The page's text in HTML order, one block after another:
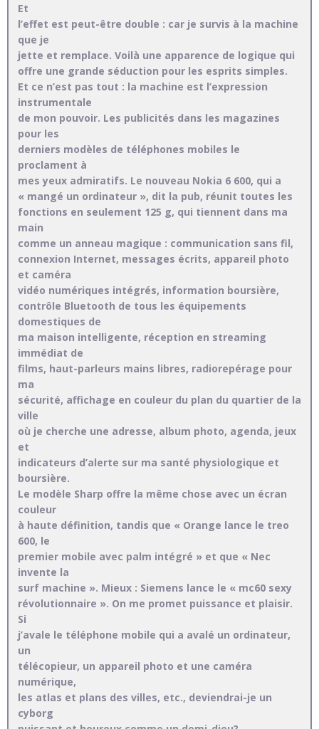
Et
l’effet est peut-être double : car je survis à la machine
que je
jette et remplace. Voilà une apparence de logique qui
offre une grande séduction pour les esprits simples.
Et ce n’est pas tout : la machine est l’expression
instrumentale
de mon pouvoir. Les publicités dans les magazines
pour les
derniers modèles de téléphones mobiles le
proclament à
mes yeux admiratifs. Le nouveau Nokia 6 600, qui a
« mangé un ordinateur », dit la pub, réunit toutes les
fonctions en seulement 125 g, qui tiennent dans ma
main
comme un anneau magique : communication sans fil,
connexion Internet, messages écrits, appareil photo
et caméra
vidéo numériques intégrés, information boursière,
contrôle Bluetooth de tous les équipements
domestiques de
ma maison intelligente, réception en streaming
immédiat de
films, haut-parleurs mains libres, radiorepérage pour
ma
sécurité, affichage en couleur du plan du quartier de la
ville
où je cherche une adresse, album photo, agenda, jeux
et
indicateurs d’alerte sur ma santé physiologique et
boursière.
Le modèle Sharp offre la même chose avec un écran
couleur
à haute définition, tandis que « Orange lance le treo
600, le
premier mobile avec palm intégré » et que « Nec
invente la
surf machine ». Mieux : Siemens lance le « mc60 sexy
révolutionnaire ». On me promet puissance et plaisir.
Si
j’avale le téléphone mobile qui a avalé un ordinateur,
un
télécopieur, un appareil photo et une caméra
numérique,
les atlas et plans des villes, etc., deviendrai-je un
cyborg